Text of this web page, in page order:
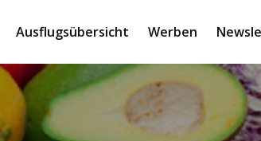
Ausflugsübersicht Werben